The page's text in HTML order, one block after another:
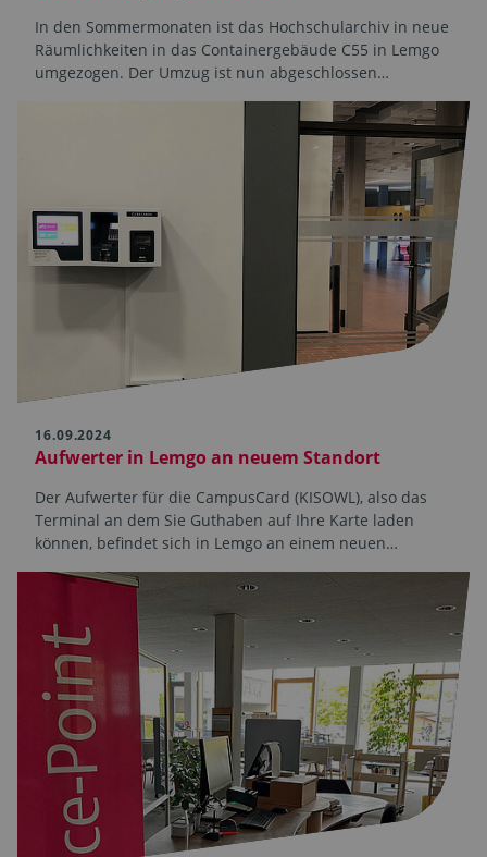
In den Sommermonaten ist das Hochschularchiv in neue
Räumlichkeiten in das Containergebäude C55 in Lemgo
umgezogen. Der Umzug ist nun abgeschlossen…
16.09.2024
Aufwerter in Lemgo an neuem Standort
Der Aufwerter für die CampusCard (KISOWL), also das
Terminal an dem Sie Guthaben auf Ihre Karte laden
können, befindet sich in Lemgo an einem neuen…